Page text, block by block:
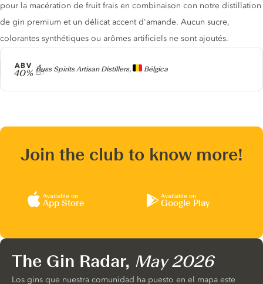
Producer
Buss Spirits Artisan Distillers, Bélgica
ABV
40%
pour la macération de fruit frais en combinaison con notre distillation
de gin premium et un délicat accent d'amande. Aucun sucre,
colorantes synthétiques ou arômes artificiels ne sont ajoutés.
Join the club to know more!
Available on
App Store
Available on
Google Play
The Gin Radar, May 2026
Los gins que nuestra comunidad ha puesto en el mapa este